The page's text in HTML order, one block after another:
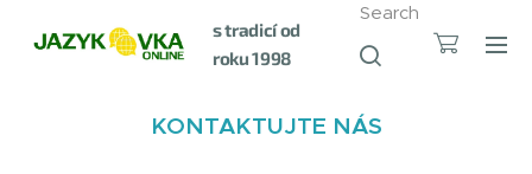
s tradicí od
roku 1998
Search
KONTAKTUJTE NÁS